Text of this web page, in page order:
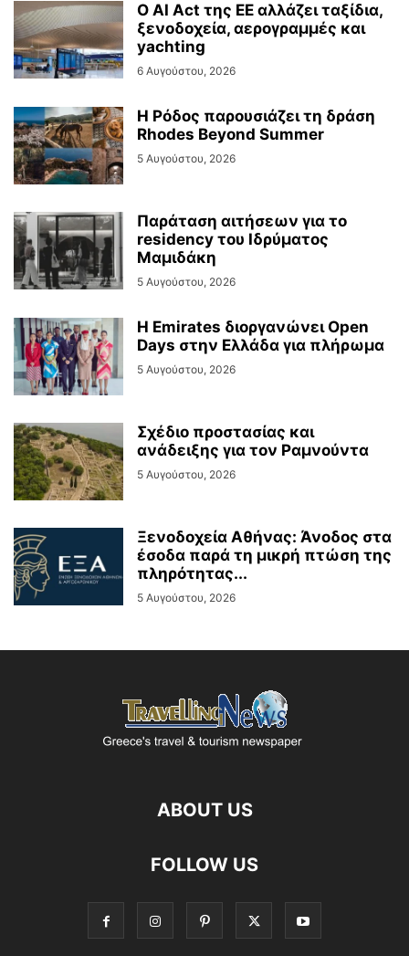
Ο AI Act της ΕΕ αλλάζει ταξίδια,
ξενοδοχεία, αερογραμμές και
yachting
6 Αυγούστου, 2026
Η Ρόδος παρουσιάζει τη δράση
Rhodes Beyond Summer
5 Αυγούστου, 2026
Παράταση αιτήσεων για το
residency του Ιδρύματος
Μαμιδάκη
5 Αυγούστου, 2026
Η Emirates διοργανώνει Open
Days στην Ελλάδα για πλήρωμα
5 Αυγούστου, 2026
Σχέδιο προστασίας και
ανάδειξης για τον Ραμνούντα
5 Αυγούστου, 2026
Ξενοδοχεία Αθήνας: Άνοδος στα
έσοδα παρά τη μικρή πτώση της
πληρότητας...
5 Αυγούστου, 2026
ABOUT US
FOLLOW US